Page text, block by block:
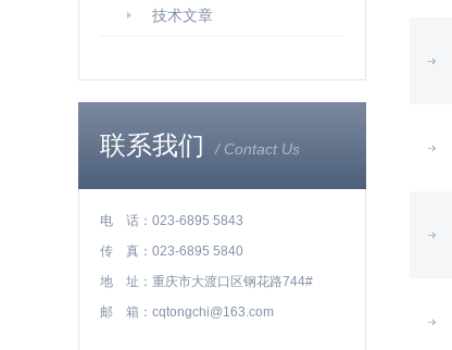
技术文章
联系我们 / Contact Us
电 话：023-6895 5843
传 真：023-6895 5840
地 址：重庆市大渡口区钢花路744#
邮 箱：cqtongchi@163.com